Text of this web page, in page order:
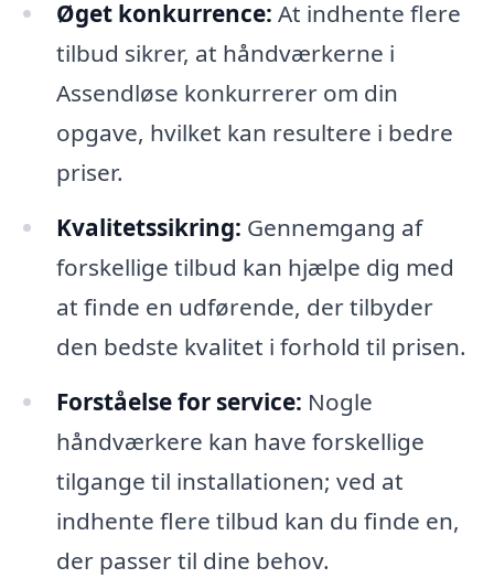
Øget konkurrence: At indhente flere
tilbud sikrer, at håndværkerne i
Assendløse konkurrerer om din
opgave, hvilket kan resultere i bedre
priser.
Kvalitetssikring: Gennemgang af
forskellige tilbud kan hjælpe dig med
at finde en udførende, der tilbyder
den bedste kvalitet i forhold til prisen.
Forståelse for service: Nogle
håndværkere kan have forskellige
tilgange til installationen; ved at
indhente flere tilbud kan du finde en,
der passer til dine behov.